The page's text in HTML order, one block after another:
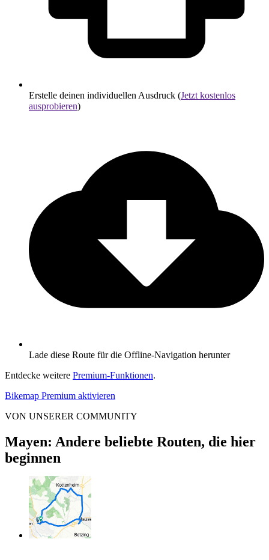
Erstelle deinen individuellen Ausdruck (Jetzt kostenlos
ausprobieren)
Lade diese Route für die Offline-Navigation herunter
Entdecke weitere Premium-Funktionen.
Bikemap Premium aktivieren
VON UNSERER COMMUNITY
Mayen: Andere beliebte Routen, die hier
beginnen